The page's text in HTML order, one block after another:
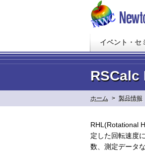
イベント・セ
RSCalc
ホーム > 製品情報
RHL(Rotational
定した回転速度
数、測定データ